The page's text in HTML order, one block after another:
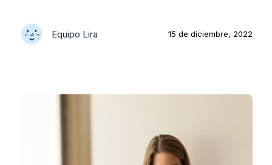
Equipo Lira 15 de diciembre, 2022